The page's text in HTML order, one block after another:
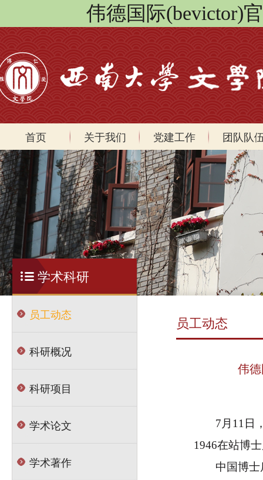
伟德国际(bevictor)
首页 关于我们 党建工作 团队队
学术科研
员工动态
科研概况
科研项目
学术论文
学术著作
员工动态
伟
7 月 11 日
1946在站博
中国博